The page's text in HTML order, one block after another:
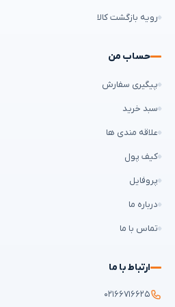
رویه بازگشت کالا
حساب من
پیگیری سفارش
سبد خرید
علاقه مندی ها
کیف پول
پروفایل
درباره ما
تماس با ما
ارتباط با ما
۰۲۱۶۶۷۱۶۶۲۵